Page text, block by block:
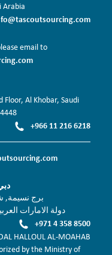
Arabia
email to
Floor, Al Khobar, Saudi
+966 11 216 6218
برج نسيمة,
دولة الامارات
+971 4 358 8500
HALLOUL AL-MOAHAB
by the Ministry of